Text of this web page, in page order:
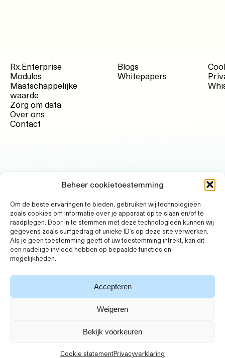
Beheer cookietoestemming
Om de beste ervaringen te bieden, gebruiken wij technologieën
zoals cookies om informatie over je apparaat op te slaan en/of te
raadplegen. Door in te stemmen met deze technologieën kunnen wij
gegevens zoals surfgedrag of unieke ID's op deze site verwerken.
Als je geen toestemming geeft of uw toestemming intrekt, kan dit
een nadelige invloed hebben op bepaalde functies en
mogelijkheden.
Accepteren
Weigeren
Bekijk voorkeuren
Cookie statementPrivacyverklaring
Blogs
Whitepapers
Rx.Enterprise
Modules
Maatschappelijke
waarde
Zorg om data
Over ons
Contact